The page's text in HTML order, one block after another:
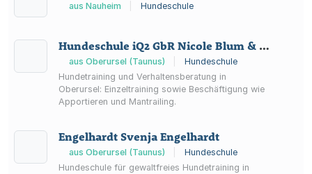
aus Nauheim Hundeschule
Hundeschule iQ2 GbR Nicole Blum & Sylvia Tobsch
aus Oberursel (Taunus)
Hundeschule
Hundetraining und Verhaltensberatung in
Oberursel: Einzeltraining sowie Beschäftigung wie
Apportieren und Mantrailing.
Engelhardt Svenja Engelhardt
aus Oberursel (Taunus)
Hundeschule
Hundeschule für gewaltfreies Hundetraining in